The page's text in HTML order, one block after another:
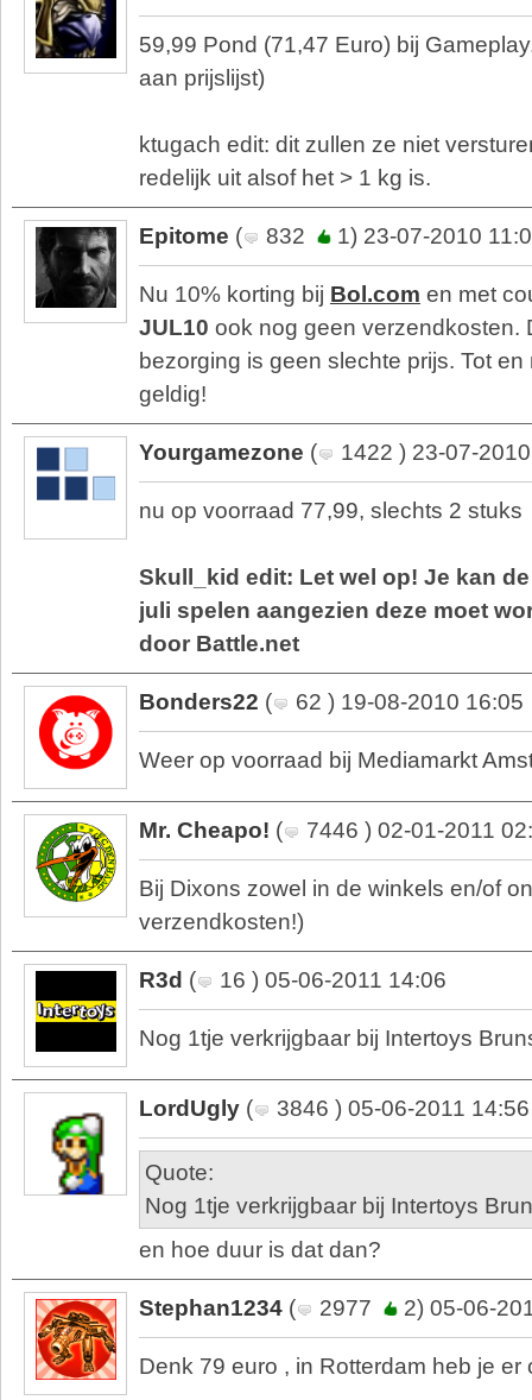
59,99 Pond (71,47 Euro) bij
aan prijslijst)
ktugach edit: dit zullen ze niet
redelijk uit alsof het > 1 kg is.
Epitome ( 832 1) 23-07-2010
Nu 10% korting bij Bol.com en met
JUL10 ook nog geen verzendkosten.
bezorging is geen slechte prijs. Tot
geldig!
Yourgamezone ( 1422 ) 23-07-
nu op voorraad 77,99, slechts 2 stuks
Skull_kid edit: Let wel op! Je kan
juli spelen aangezien deze moet
door Battle.net
Bonders22 ( 62 ) 19-08-2010 16:05
Weer op voorraad bij Mediamarkt
Mr. Cheapo! ( 7446 ) 02-01-2011
Bij Dixons zowel in de winkels en/of
verzendkosten!)
R3d ( 16 ) 05-06-2011 14:06
Nog 1tje verkrijgbaar bij Intertoys
LordUgly ( 3846 ) 05-06-2011 14:56
Quote:
Nog 1tje verkrijgbaar bij Intertoys
en hoe duur is dat dan?
Stephan1234 ( 2977 2) 05-06-
Denk 79 euro , in Rotterdam heb je er